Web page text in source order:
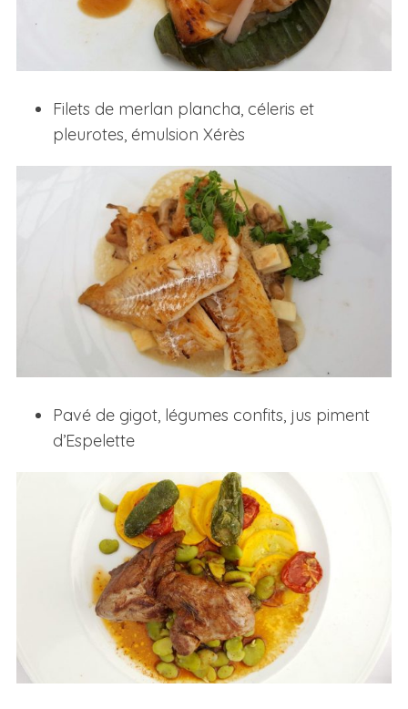
Filets de merlan plancha, céleris et
pleurotes, émulsion Xérès
Pavé de gigot, légumes confits, jus piment
d’Espelette